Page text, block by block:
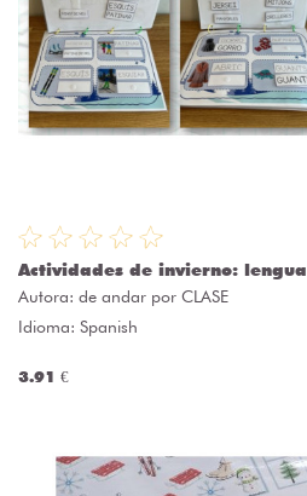
Actividades de invierno: lengua
Autora: de andar por CLASE
Idioma: Spanish
3.91 €